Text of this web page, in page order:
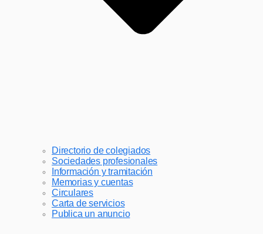
Directorio de colegiados
Sociedades profesionales
Información y tramitación
Memorias y cuentas
Circulares
Carta de servicios
Publica un anuncio